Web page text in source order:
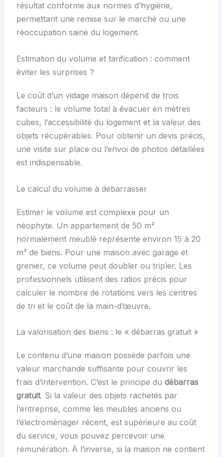
résultat conforme aux normes d’hygiène,
permettant une remise sur le marché ou une
réoccupation saine du logement.
Estimation du volume et tarification : comment
éviter les surprises ?
Le coût d’un vidage maison dépend de trois
facteurs : le volume total à évacuer en mètres
cubes, l’accessibilité du logement et la valeur des
objets récupérables. Pour obtenir un devis précis,
une visite sur place ou l’envoi de photos détaillées
est indispensable.
Le calcul du volume à débarrasser
Estimer le volume est complexe pour un
néophyte. Un appartement de 50 m²
normalement meublé représente environ 15 à 20
m³ de biens. Pour une maison avec garage et
grenier, ce volume peut doubler ou tripler. Les
professionnels utilisent des ratios précis pour
calculer le nombre de rotations vers les centres
de tri et le coût de la main-d’œuvre.
La valorisation des biens : le « débarras gratuit »
Le contenu d’une maison possède parfois une
valeur marchande suffisante pour couvrir les
frais d’intervention. C’est le principe du débarras
gratuit. Si la valeur des objets rachetés par
l’entreprise, comme les meubles anciens ou
l’électroménager récent, est supérieure au coût
du service, vous pouvez percevoir une
rémunération. À l’inverse, si la maison ne contient